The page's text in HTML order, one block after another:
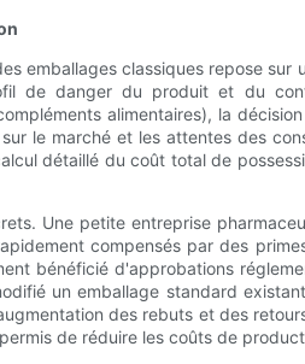
emballages classiques repose
de danger du produit et du
alimentaires), la
le marché et les attentes des
détaillé du coût total de
Une petite entreprise
compensés par des
bénéficié d'approbations
un emballage standard
des rebuts et des
de réduire les coûts de